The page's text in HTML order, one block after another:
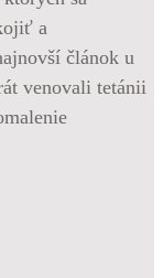
a
článok u
venovali tetánii